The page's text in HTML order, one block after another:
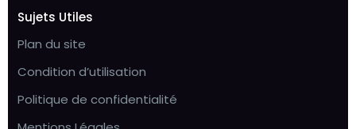
Sujets Utiles
Plan du site
Condition d’utilisation
Politique de confidentialité